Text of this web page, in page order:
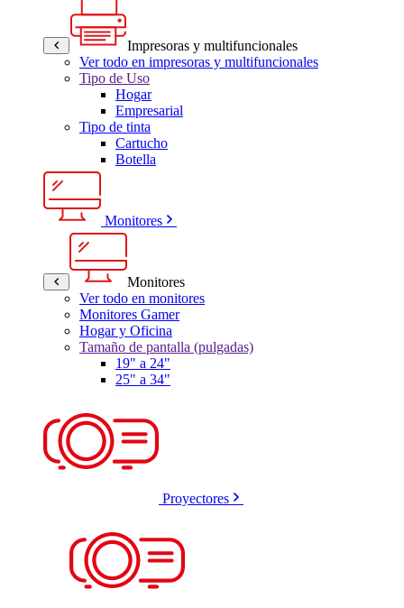
Impresoras y multifuncionales
Ver todo en impresoras y multifuncionales
Tipo de Uso
Hogar
Empresarial
Tipo de tinta
Cartucho
Botella
Monitores
Monitores
Ver todo en monitores
Monitores Gamer
Hogar y Oficina
Tamaño de pantalla (pulgadas)
19" a 24"
25" a 34"
Proyectores